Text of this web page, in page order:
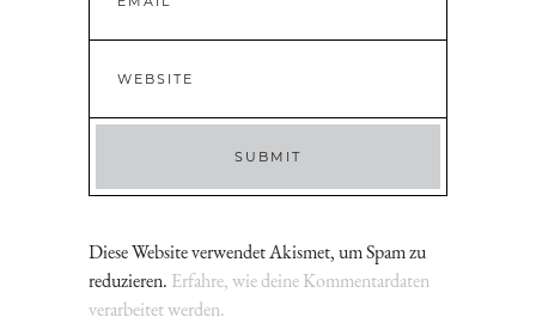
Diese Website verwendet Akismet, um Spam zu
reduzieren. Erfahre, wie deine Kommentardaten
verarbeitet werden.